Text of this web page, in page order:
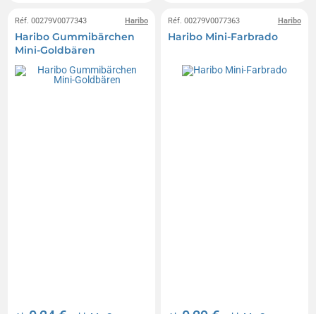
Haribo
Réf. 00279V0077343
Haribo Gummibärchen
Mini-Goldbären
Haribo
Réf. 00279V0077363
Haribo Mini-Farbrado